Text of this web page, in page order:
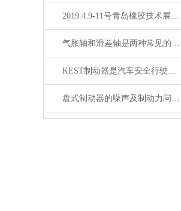
2019.4.9-11号青岛橡胶技术展缆会-KEST制动器
气胀轴和滑差轴是两种常见的机械传动轴
KEST制动器是汽车安全行驶中不可少的重要部件
盘式制动器的噪声及制动力问题处理